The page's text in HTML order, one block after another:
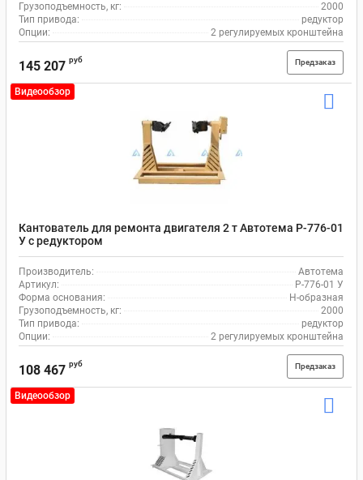
Грузоподъемность, кг:
2000
Тип привода:
редуктор
Опции:
2 регулируемых кронштейна
145 207 руб Предзаказ
Видеообзор
Кантователь для ремонта двигателя 2 т Автотема Р-776-01
У с редуктором
Производитель:
Автотема
Артикул:
Р-776-01 У
Форма основания:
Н-образная
Грузоподъемность, кг:
2000
Тип привода:
редуктор
Опции:
2 регулируемых кронштейна
108 467 руб Предзаказ
Видеообзор